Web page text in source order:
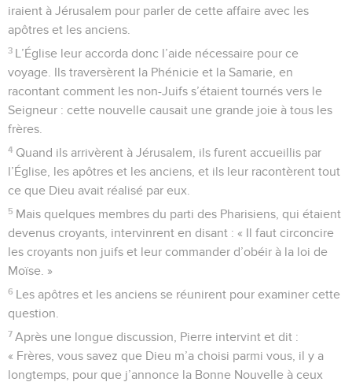
iraient à Jérusalem pour parler de cette affaire avec les
apôtres et les anciens.
3 L’Église leur accorda donc l’aide nécessaire pour ce
voyage. Ils traversèrent la Phénicie et la Samarie, en
racontant comment les non-Juifs s’étaient tournés vers le
Seigneur : cette nouvelle causait une grande joie à tous les
frères.
4 Quand ils arrivèrent à Jérusalem, ils furent accueillis par
l’Église, les apôtres et les anciens, et ils leur racontèrent tout
ce que Dieu avait réalisé par eux.
5 Mais quelques membres du parti des Pharisiens, qui étaient
devenus croyants, intervinrent en disant : « Il faut circoncire
les croyants non juifs et leur commander d’obéir à la loi de
Moïse. »
6 Les apôtres et les anciens se réunirent pour examiner cette
question.
7 Après une longue discussion, Pierre intervint et dit :
« Frères, vous savez que Dieu m’a choisi parmi vous, il y a
longtemps, pour que j’annonce la Bonne Nouvelle à ceux